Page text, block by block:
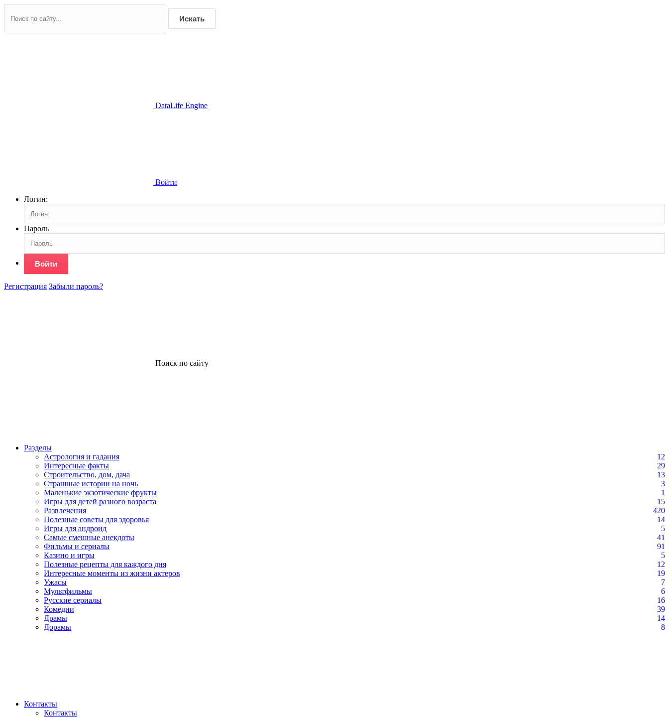
Искать
DataLife Engine
Войти
Логин:
Пароль
Войти
Регистрация Забыли пароль?
Поиск по сайту
Разделы
Астрология и гадания
12
Интересные факты
29
Строительство, дом, дача
13
Страшные истории на ночь
3
Маленькие экзотические фрукты
1
Игры для детей разного возраста
15
Развлечения
420
Полезные советы для здоровья
14
Игры для андроид
5
Самые смешные анекдоты
41
Фильмы и сериалы
91
Казино и игры
5
Полезные рецепты для каждого дня
12
Интересные моменты из жизни актеров
19
Ужасы
7
Мультфильмы
6
Русские сериалы
16
Комедии
39
Драмы
14
Дорамы
8
Контакты
Контакты